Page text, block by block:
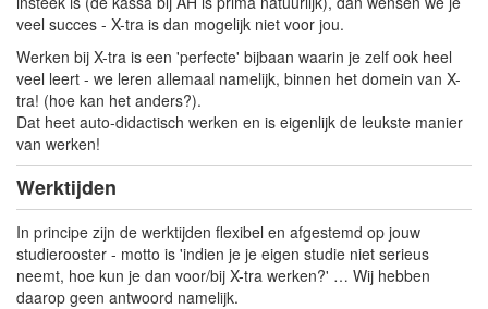
veel succes - X-tra is dan mogelijk niet voor jou.
Werken bij X-tra is een 'perfecte' bijbaan waarin je zelf ook heel
veel leert - we leren allemaal namelijk, binnen het domein van X-
tra! (hoe kan het anders?).
Dat heet auto-didactisch werken en is eigenlijk de leukste manier
van werken!
Werktijden
In principe zijn de werktijden flexibel en afgestemd op jouw
studierooster - motto is 'indien je je eigen studie niet serieus
neemt, hoe kun je dan voor/bij X-tra werken?' … Wij hebben
daarop geen antwoord namelijk.